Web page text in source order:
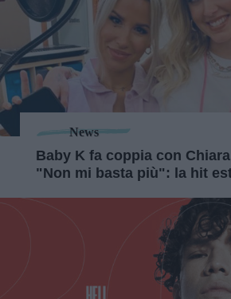
News
Baby K fa coppia con
"Non mi basta più": la hit